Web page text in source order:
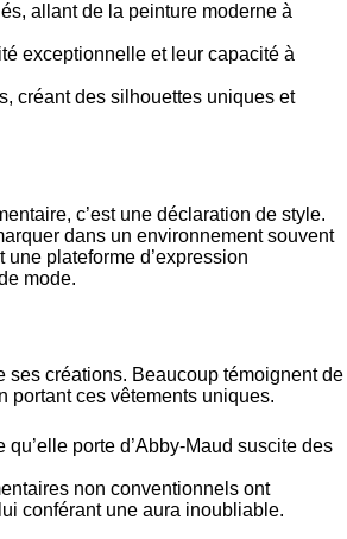
allant de la peinture moderne à
exceptionnelle et leur capacité à
créant des silhouettes uniques et
c’est une déclaration de style.
dans un environnement souvent
plateforme d’expression
mode.
ses créations. Beaucoup témoignent de
portant ces vêtements uniques.
porte d’Abby-Maud suscite des
non conventionnels ont
conférant une aura inoubliable.